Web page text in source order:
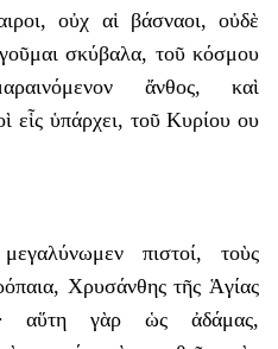
οὐχ αἱ βάσναοι, οὐδὲ
σκύβαλα, τοῦ κόσμου
ἄνθος, καὶ
εἷς ὑπάρχει, τοῦ Κυρίου ου
πιστοί, τοὺς
Χρυσάνθης τῆς Ἁγίας
αὕτη γὰρ ὡς ἀδάμας,